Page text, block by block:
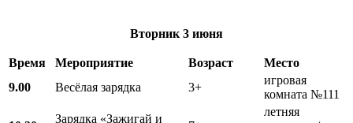
Вторник 3 июня
Время Мероприятие Возраст
Место
9.00
Весёлая зарядка 3+
игровая
комната №111
Зарядка «Зажигай и
летняя